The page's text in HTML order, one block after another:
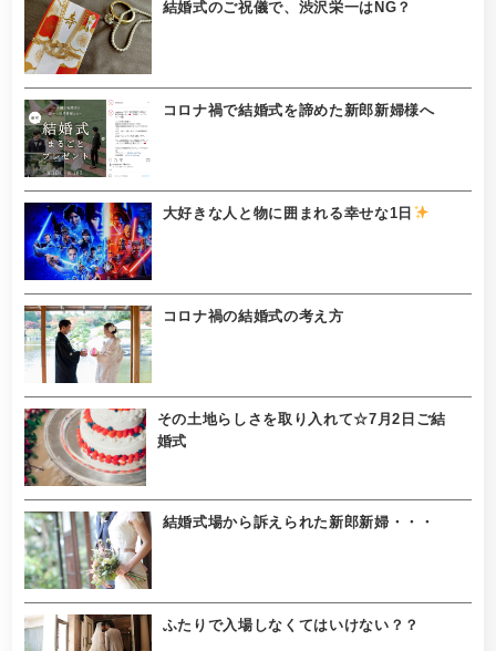
結婚式のご祝儀で、渋沢栄一はNG？
コロナ禍で結婚式を諦めた新郎新婦様へ
大好きな人と物に囲まれる幸せな1日
コロナ禍の結婚式の考え方
その土地らしさを取り入れて☆7月2日ご結
婚式
結婚式場から訴えられた新郎新婦・・・
ふたりで入場しなくてはいけない？？